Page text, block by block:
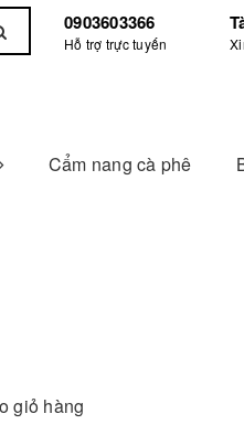
0903603366
Hỗ trợ trực tuyến
Cẩm nang cà phê
giỏ hàng